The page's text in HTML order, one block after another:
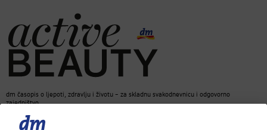
dm časopis o ljepoti, zdravlju i životu – za skladnu svakodnevnicu i odgovorno
zajedništvo.